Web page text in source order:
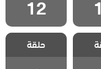
12
هذا
يسعني
3
مسلسل هذا
العالم لا يسعني
مدبلج الحلقة 2
حلقة